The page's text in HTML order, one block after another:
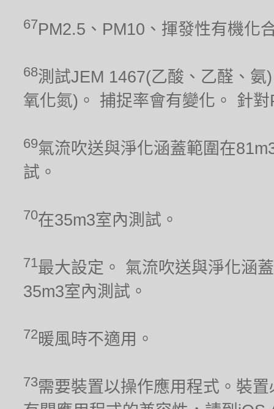
67PM2.5、PM10、揮發性有機化
68測試JEM 1467(乙酸、乙醛、
氧化氮)。 捕捉率會有變化。 針
69氣流吹送與淨化涵蓋範圍在
試。
70在35m3室內測試。
71最大設定。 氣流吹送與淨化涵
35m3室內測試。
72 暖風時不適用。
73需要裝置以操作應用程式。裝